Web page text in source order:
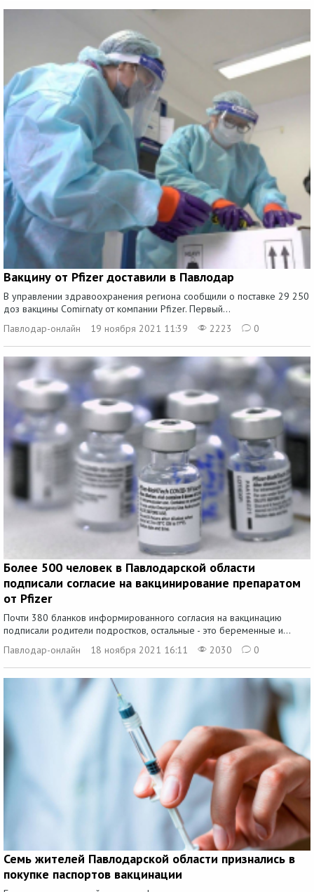
Вакцину от Pfizer доставили в Павлодар
В управлении здравоохранения региона сообщили о поставке 29 250
доз вакцины Comirnaty от компании Pfizer. Первый...
Павлодар-онлайн
19 ноября 2021 11:39 2223 0
Более 500 человек в Павлодарской области
подписали согласие на вакцинирование препаратом
от Pfizer
Почти 380 бланков информированного согласия на вакцинацию
подписали родители подростков, остальные - это беременные и...
Павлодар-онлайн
18 ноября 2021 16:11 2030 0
Семь жителей Павлодарской области признались в
покупке паспортов вакцинации